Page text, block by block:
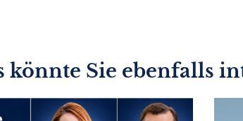
könnte Sie ebenfalls